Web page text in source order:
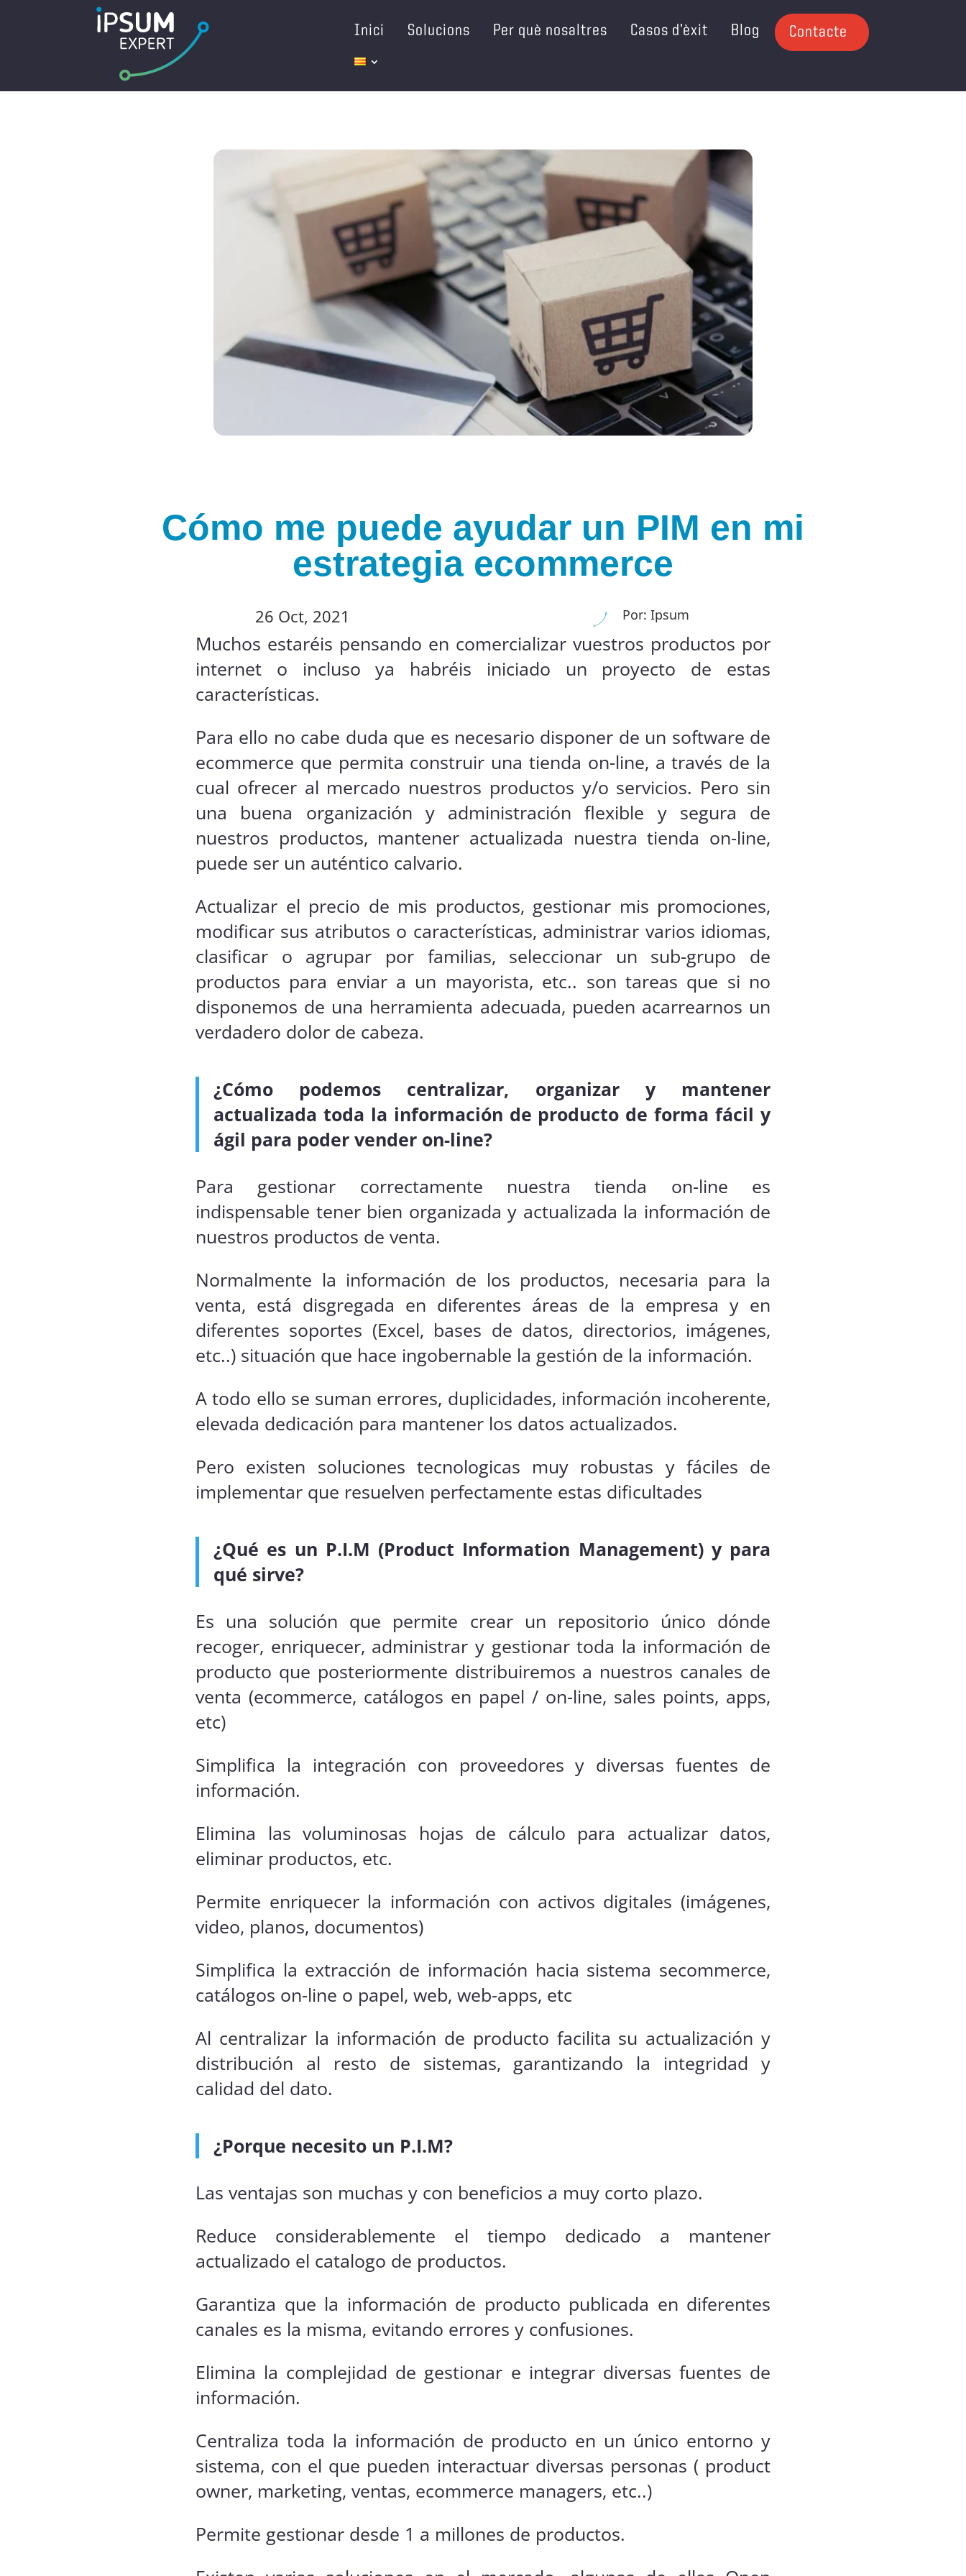
Inici Solucions Per què nosaltres Casos d’èxit Blog Contacte
Cómo me puede ayudar un PIM en mi
estrategia ecommerce
26 Oct, 2021 Por: Ipsum
Muchos estaréis pensando en comercializar vuestros productos por
internet o incluso ya habréis iniciado un proyecto de estas
características.
Para ello no cabe duda que es necesario disponer de un software de
ecommerce que permita construir una tienda on-line, a través de la
cual ofrecer al mercado nuestros productos y/o servicios. Pero sin
una buena organización y administración flexible y segura de
nuestros productos, mantener actualizada nuestra tienda on-line,
puede ser un auténtico calvario.
Actualizar el precio de mis productos, gestionar mis promociones,
modificar sus atributos o características, administrar varios idiomas,
clasificar o agrupar por familias, seleccionar un sub-grupo de
productos para enviar a un mayorista, etc.. son tareas que si no
disponemos de una herramienta adecuada, pueden acarrearnos un
verdadero dolor de cabeza.
¿Cómo podemos centralizar, organizar y mantener
actualizada toda la información de producto de forma fácil y
ágil para poder vender on-line?
Para gestionar correctamente nuestra tienda on-line es
indispensable tener bien organizada y actualizada la información de
nuestros productos de venta.
Normalmente la información de los productos, necesaria para la
venta, está disgregada en diferentes áreas de la empresa y en
diferentes soportes (Excel, bases de datos, directorios, imágenes,
etc..) situación que hace ingobernable la gestión de la información.
A todo ello se suman errores, duplicidades, información incoherente,
elevada dedicación para mantener los datos actualizados.
Pero existen soluciones tecnologicas muy robustas y fáciles de
implementar que resuelven perfectamente estas dificultades
¿Qué es un P.I.M (Product Information Management) y para
qué sirve?
Es una solución que permite crear un repositorio único dónde
recoger, enriquecer, administrar y gestionar toda la información de
producto que posteriormente distribuiremos a nuestros canales de
venta (ecommerce, catálogos en papel / on-line, sales points, apps,
etc)
Simplifica la integración con proveedores y diversas fuentes de
información.
Elimina las voluminosas hojas de cálculo para actualizar datos,
eliminar productos, etc.
Permite enriquecer la información con activos digitales (imágenes,
video, planos, documentos)
Simplifica la extracción de información hacia sistema secommerce,
catálogos on-line o papel, web, web-apps, etc
Al centralizar la información de producto facilita su actualización y
distribución al resto de sistemas, garantizando la integridad y
calidad del dato.
¿Porque necesito un P.I.M?
Las ventajas son muchas y con beneficios a muy corto plazo.
Reduce considerablemente el tiempo dedicado a mantener
actualizado el catalogo de productos.
Garantiza que la información de producto publicada en diferentes
canales es la misma, evitando errores y confusiones.
Elimina la complejidad de gestionar e integrar diversas fuentes de
información.
Centraliza toda la información de producto en un único entorno y
sistema, con el que pueden interactuar diversas personas ( product
owner, marketing, ventas, ecommerce managers, etc..)
Permite gestionar desde 1 a millones de productos.